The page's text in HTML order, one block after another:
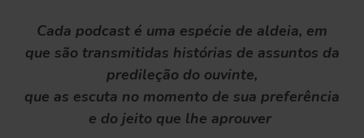
Cada podcast é uma espécie de aldeia, em
que são transmitidas histórias de assuntos da
predileção do ouvinte,
que as escuta no momento de sua preferência
e do jeito que lhe aprouver